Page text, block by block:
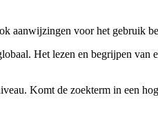
aanwijzingen voor het gebruik
Het lezen en begrijpen van
Komt de zoekterm in een